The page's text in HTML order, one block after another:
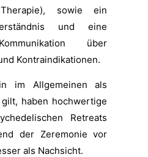
sowie ein
und eine
über
Kontraindikationen.
im Allgemeinen als
haben hochwertige
Retreats
der Zeremonie vor
als Nachsicht.